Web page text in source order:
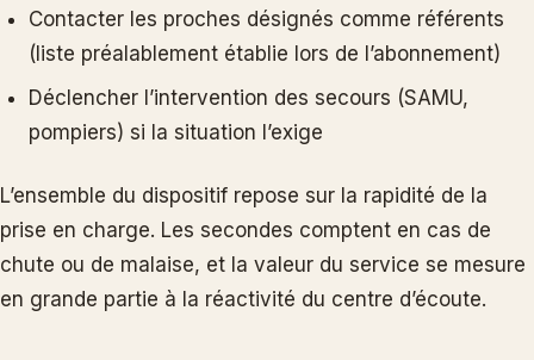
Contacter les proches désignés comme référents
(liste préalablement établie lors de l’abonnement)
Déclencher l’intervention des secours (SAMU,
pompiers) si la situation l’exige
L’ensemble du dispositif repose sur la rapidité de la
prise en charge. Les secondes comptent en cas de
chute ou de malaise, et la valeur du service se mesure
en grande partie à la réactivité du centre d’écoute.